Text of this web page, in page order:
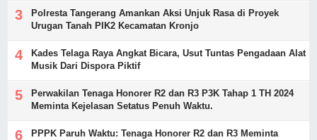
Polresta Tangerang Amankan Aksi Unjuk Rasa di Proyek
Urugan Tanah PIK2 Kecamatan Kronjo
Kades Telaga Raya Angkat Bicara, Usut Tuntas Pengadaan Alat
Musik Dari Dispora Piktif
Perwakilan Tenaga Honorer R2 dan R3 P3K Tahap 1 TH 2024
Meminta Kejelasan Setatus Penuh Waktu.
PPPK Paruh Waktu: Tenaga Honorer R2 dan R3 Meminta